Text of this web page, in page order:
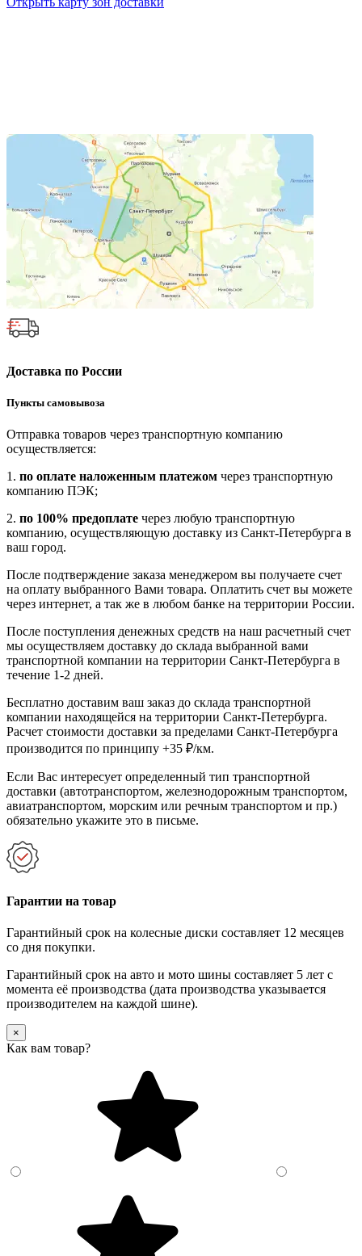
Доставка по России
Пункты самовывоза
Отправка товаров через транспортную компанию
осуществляется:
1. по оплате наложенным платежом через транспортную
компанию ПЭК;
2. по 100% предоплате через любую транспортную
компанию, осуществляющую доставку из Санкт-Петербурга в
ваш город.
После подтверждение заказа менеджером вы получаете счет
на оплату выбранного Вами товара. Оплатить счет вы можете
через интернет, а так же в любом банке на территории России.
После поступления денежных средств на наш расчетный счет
мы осуществляем доставку до склада выбранной вами
транспортной компании на территории Санкт-Петербурга в
течение 1-2 дней.
Бесплатно доставим ваш заказ до склада транспортной
компании находящейся на территории Санкт-Петербурга.
Расчет стоимости доставки за пределами Санкт-Петербурга
производится по принципу +35 ₽/км.
Если Вас интересует определенный тип транспортной
доставки (автотранспортом, железнодорожным транспортом,
авиатранспортом, морским или речным транспортом и пр.)
обязательно укажите это в письме.
Гарантии на товар
Гарантийный срок на колесные диски составляет 12 месяцев
со дня покупки.
Гарантийный срок на авто и мото шины составляет 5 лет с
момента её производства (дата производства указывается
производителем на каждой шине).
×
Как вам товар?